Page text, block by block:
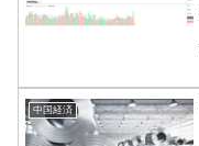
中国経済